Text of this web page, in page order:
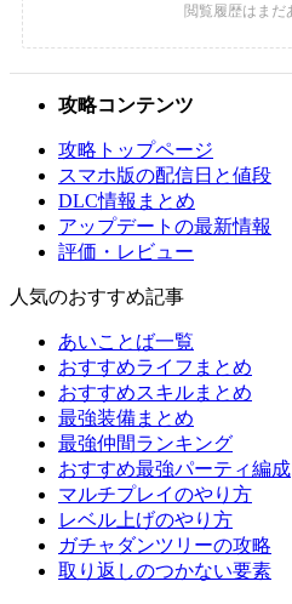
攻略コンテンツ
攻略トップページ
スマホ版の配信日と値段
DLC情報まとめ
アップデートの最新情報
評価・レビュー
人気のおすすめ記事
あいことば一覧
おすすめライフまとめ
おすすめスキルまとめ
最強装備まとめ
最強仲間ランキング
おすすめ最強パーティ編成
マルチプレイのやり方
レベル上げのやり方
ガチャダンツリーの攻略
取り返しのつかない要素